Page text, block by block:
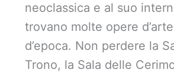
neoclassica e al suo
trovano molte opere
d’epoca. Non perdere la
Trono, la Sala delle